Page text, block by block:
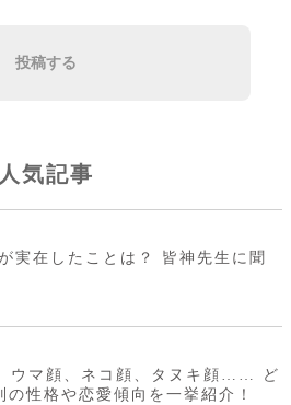
投稿する
人気記事
実在したことは？ 皆神先生に聞
ウマ顔、ネコ顔、タヌキ顔…… ど
の性格や恋愛傾向を一挙紹介！